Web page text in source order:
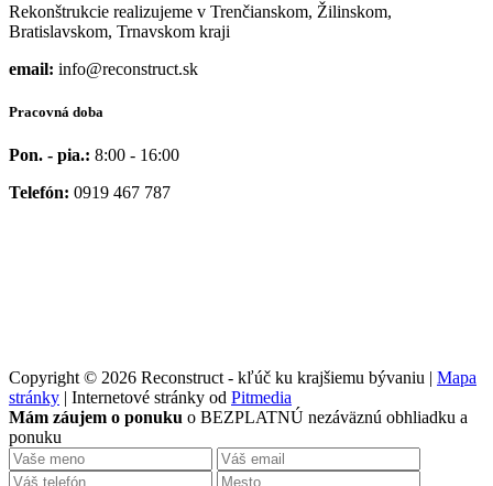
Rekonštrukcie realizujeme v Trenčianskom, Žilinskom,
Bratislavskom, Trnavskom kraji
email: info@reconstruct.sk
Pracovná doba
Pon. - pia.: 8:00 - 16:00
Telefón: 0919 467 787
Copyright © 2026 Reconstruct - kľúč ku krajšiemu bývaniu | Mapa
stránky | Internetové stránky od Pitmedia
Mám záujem o ponuku o BEZPLATNÚ nezáväznú obhliadku a
ponuku